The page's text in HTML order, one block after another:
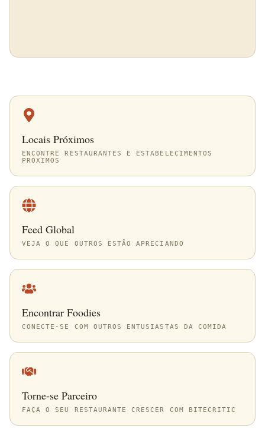
Locais Próximos
ENCONTRE RESTAURANTES E ESTABELECIMENTOS
PRÓXIMOS
Feed Global
VEJA O QUE OUTROS ESTÃO APRECIANDO
Encontrar Foodies
CONECTE-SE COM OUTROS ENTUSIASTAS DA COMIDA
Torne-se Parceiro
FAÇA O SEU RESTAURANTE CRESCER COM BITECRITIC